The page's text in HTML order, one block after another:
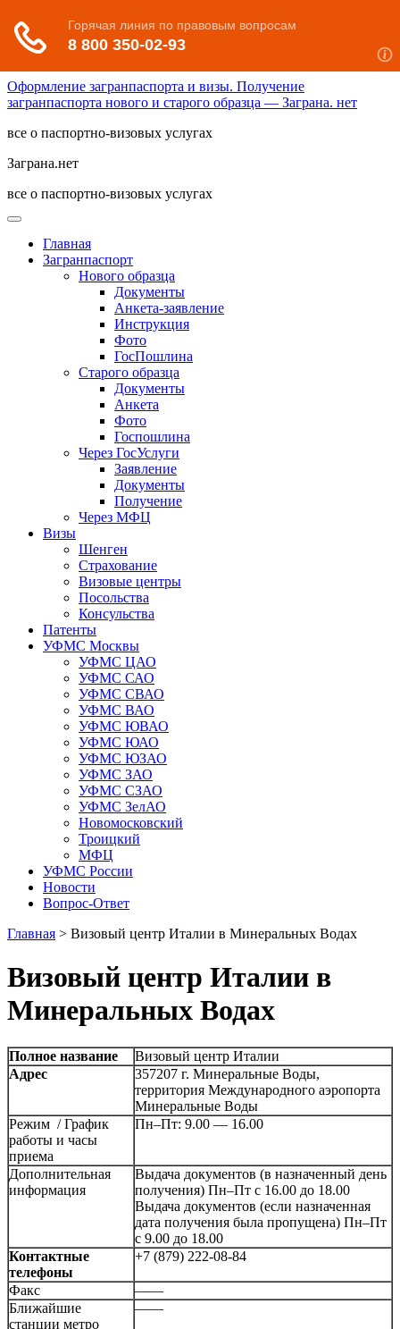
Оформление загранпаспорта и визы. Получение
загранпаспорта нового и старого образца — Заграна. нет
все о паспортно-визовых услугах
Заграна.нет
все о паспортно-визовых услугах
Главная
Загранпаспорт
Нового образца
Документы
Анкета-заявление
Инструкция
Фото
ГосПошлина
Старого образца
Документы
Анкета
Фото
Госпошлина
Через ГосУслуги
Заявление
Документы
Получение
Через МФЦ
Визы
Шенген
Страхование
Визовые центры
Посольства
Консульства
Патенты
УФМС Москвы
УФМС ЦАО
УФМС САО
УФМС СВАО
УФМС ВАО
УФМС ЮВАО
УФМС ЮАО
УФМС ЮЗАО
УФМС ЗАО
УФМС СЗАО
УФМС ЗелАО
Новомосковский
Троицкий
МФЦ
УФМС России
Новости
Вопрос-Ответ
Главная > Визовый центр Италии в Минеральных Водах
Визовый центр Италии в
Минеральных Водах
Полное название
Визовый центр Италии
Адрес
357207 г. Минеральные Воды,
территория Международного аэропорта
Минеральные Воды
Режим / График
работы и часы
приема
Пн–Пт: 9.00 — 16.00
Дополнительная
информация
Выдача документов (в назначенный день
получения) Пн–Пт с 16.00 до 18.00
Выдача документов (если назначенная
дата получения была пропущена) Пн–Пт
с 9.00 до 18.00
Контактные
телефоны
+7 (879) 222-08-84
Факс
——
Ближайшие
станции метро
——